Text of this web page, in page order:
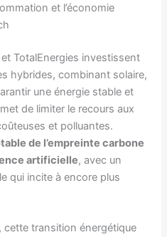
et l’économie
TotalEnergies investissent
hybrides, combinant solaire,
une énergie stable et
de limiter le recours aux
et polluantes.
de l’empreinte carbone
artificielle, avec un
qui incite à encore plus
cette transition énergétique